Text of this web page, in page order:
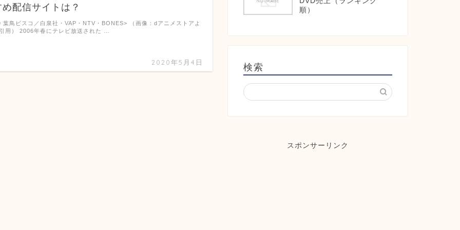
め配信サイトは？
2020年5月4日
葉鳥ビスコ／白泉社・VAP・NTV・BONES> （画像：dアニメストアよ
用） 2006年春にテレビ放送された …
順）
検索
スポンサーリンク